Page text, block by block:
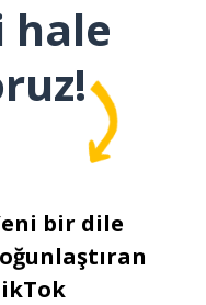
hale
bir dile